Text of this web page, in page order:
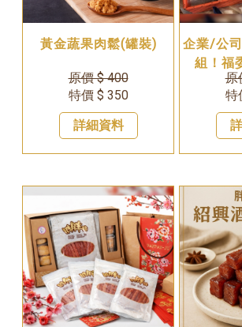
黃金蔬果肉鬆(罐裝)
原價 $ 400
特價 $ 350
詳細資料
企業/公
組！福
原
特